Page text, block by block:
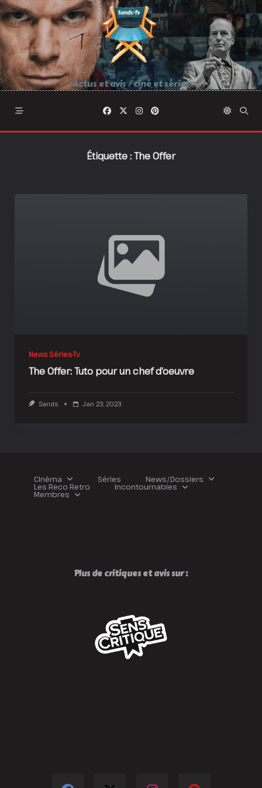
Skip
to
content
Actus et avis / ciné et séries
Étiquette :The Offer
News Séries-Tv
The Offer: Tuto pour un chef d’oeuvre
Sands Jan 23, 2023
Cinéma Séries News/Dossiers
Les Reco Retro Incontournables
Membres
Plus de critiques et avis sur :